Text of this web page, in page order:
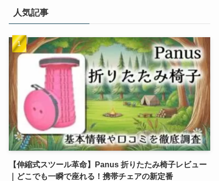
人気記事
【伸縮式スツール革命】Panus 折りたたみ椅子レビュー
｜どこでも一瞬で座れる！携帯チェアの新定番